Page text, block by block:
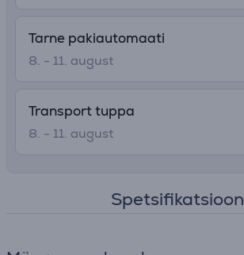
Tarne pakiautomaati
8. - 11. august
Transport tuppa
8. - 11. august
Spetsifikatsioon